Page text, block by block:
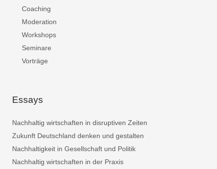
Coaching
Moderation
Workshops
Seminare
Vorträge
Essays
Nachhaltig wirtschaften in disruptiven Zeiten
Zukunft Deutschland denken und gestalten
Nachhaltigkeit in Gesellschaft und Politik
Nachhaltig wirtschaften in der Praxis